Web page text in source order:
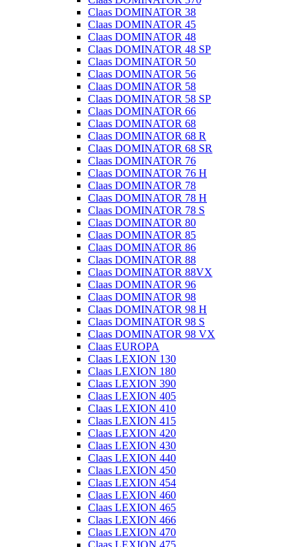
Claas DOMINATOR 38
Claas DOMINATOR 45
Claas DOMINATOR 48
Claas DOMINATOR 48 SP
Claas DOMINATOR 50
Claas DOMINATOR 56
Claas DOMINATOR 58
Claas DOMINATOR 58 SP
Claas DOMINATOR 66
Claas DOMINATOR 68
Claas DOMINATOR 68 R
Claas DOMINATOR 68 SR
Claas DOMINATOR 76
Claas DOMINATOR 76 H
Claas DOMINATOR 78
Claas DOMINATOR 78 H
Claas DOMINATOR 78 S
Claas DOMINATOR 80
Claas DOMINATOR 85
Claas DOMINATOR 86
Claas DOMINATOR 88
Claas DOMINATOR 88VX
Claas DOMINATOR 96
Claas DOMINATOR 98
Claas DOMINATOR 98 H
Claas DOMINATOR 98 S
Claas DOMINATOR 98 VX
Claas EUROPA
Claas LEXION 130
Claas LEXION 180
Claas LEXION 390
Claas LEXION 405
Claas LEXION 410
Claas LEXION 415
Claas LEXION 420
Claas LEXION 430
Claas LEXION 440
Claas LEXION 450
Claas LEXION 454
Claas LEXION 460
Claas LEXION 465
Claas LEXION 466
Claas LEXION 470
Claas LEXION 475